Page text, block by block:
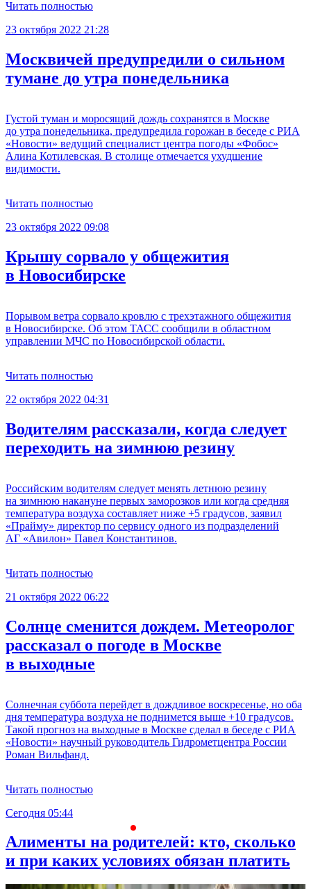
Читать полностью
23 октября 2022 21:28
Москвичей предупредили о сильном
тумане до утра понедельника
Густой туман и моросящий дождь сохранятся в Москве
до утра понедельника, предупредила горожан в беседе с РИА
«Новости» ведущий специалист центра погоды «Фобос»
Алина Котилевская. В столице отмечается ухудшение
видимости.
Читать полностью
23 октября 2022 09:08
Крышу сорвало у общежития
в Новосибирске
Порывом ветра сорвало кровлю с трехэтажного общежития
в Новосибирске. Об этом ТАСС сообщили в областном
управлении МЧС по Новосибирской области.
Читать полностью
22 октября 2022 04:31
Водителям рассказали, когда следует
переходить на зимнюю резину
Российским водителям следует менять летнюю резину
на зимнюю накануне первых заморозков или когда средняя
температура воздуха составляет ниже +5 градусов, заявил
«Прайму» директор по сервису одного из подразделений
АГ «Авилон» Павел Константинов.
Читать полностью
21 октября 2022 06:22
Солнце сменится дождем. Метеоролог
рассказал о погоде в Москве
в выходные
Солнечная суббота перейдет в дождливое воскресенье, но оба
дня температура воздуха не поднимется выше +10 градусов.
Такой прогноз на выходные в Москве сделал в беседе с РИА
«Новости» научный руководитель Гидрометцентра России
Роман Вильфанд.
Читать полностью
Сегодня 05:44
Алименты на родителей: кто, сколько
и при каких условиях обязан платить